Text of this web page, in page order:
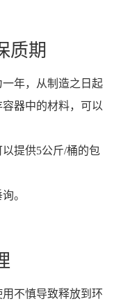
质期
年，从制造之日起
器中的材料，可以
提供5公斤/桶的包
。
不慎导致释放到环